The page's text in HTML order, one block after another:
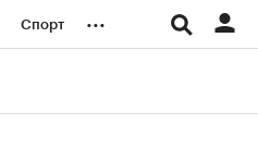
Спорт ...